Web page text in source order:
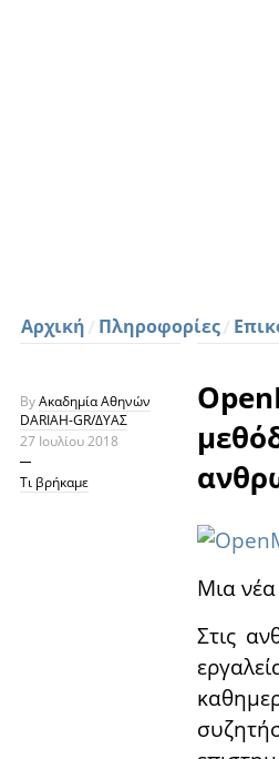
Αρχική Πληροφορίες
ByΑκαδημία Αθηνών
DARIAH-GR/ΔΥΑΣ
27 Ιουλίου 2018
Τι βρήκαμε
Μια
Στις